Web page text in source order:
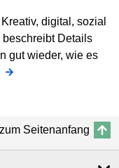
digital, sozial
beschreibt Details
gut wieder, wie es
zum Seitenanfang